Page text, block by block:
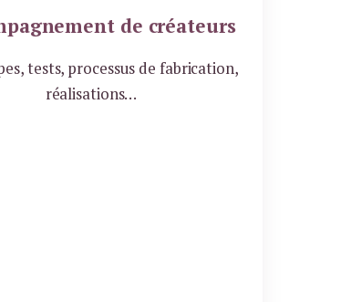
de créateurs
tests, processus de fabrication,
réalisations…